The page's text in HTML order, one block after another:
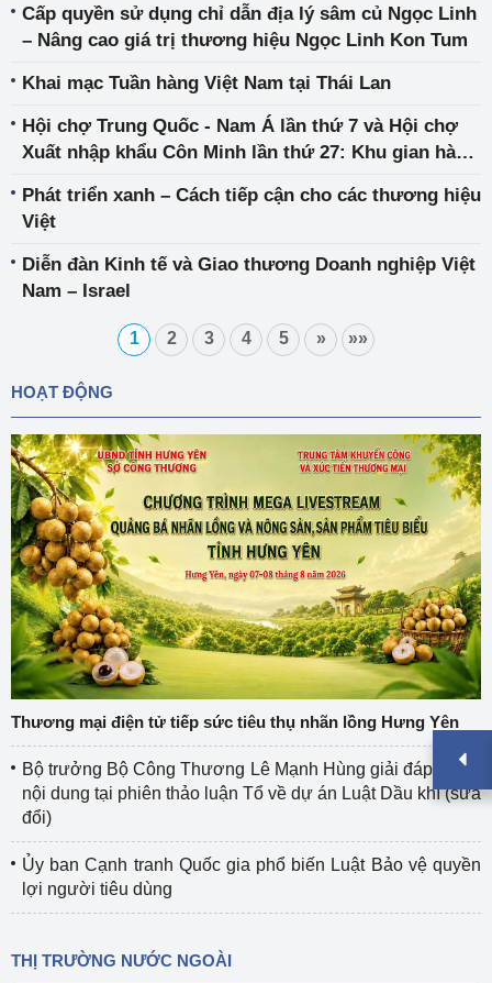
Cấp quyền sử dụng chỉ dẫn địa lý sâm củ Ngọc Linh
– Nâng cao giá trị thương hiệu Ngọc Linh Kon Tum
Khai mạc Tuần hàng Việt Nam tại Thái Lan
Hội chợ Trung Quốc - Nam Á lần thứ 7 và Hội chợ
Xuất nhập khẩu Côn Minh lần thứ 27: Khu gian hàng
ASEAN
Phát triển xanh – Cách tiếp cận cho các thương hiệu
Việt
Diễn đàn Kinh tế và Giao thương Doanh nghiệp Việt
Nam – Israel
1 2 3 4 5 » »»
HOẠT ĐỘNG
Thương mại điện tử tiếp sức tiêu thụ nhãn lồng Hưng Yên
Bộ trưởng Bộ Công Thương Lê Mạnh Hùng giải đáp nhiều
nội dung tại phiên thảo luận Tổ về dự án Luật Dầu khí (sửa
đổi)
Ủy ban Cạnh tranh Quốc gia phổ biến Luật Bảo vệ quyền
lợi người tiêu dùng
THỊ TRƯỜNG NƯỚC NGOÀI